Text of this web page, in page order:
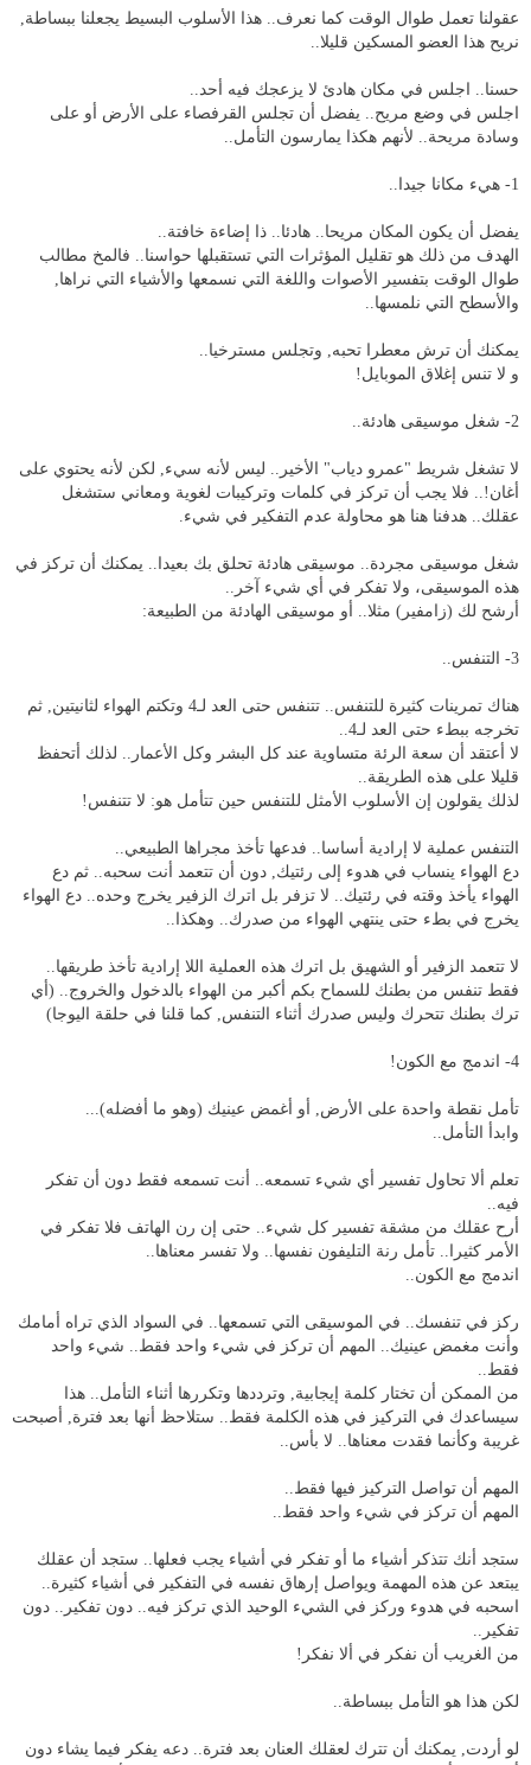
عقولنا تعمل طوال الوقت كما نعرف.. هذا الأسلوب البسيط يجعلنا ببساطة,
نريح هذا العضو المسكين قليلا..
حسنا.. اجلس في مكان هادئ لا يزعجك فيه أحد..
اجلس في وضع مريح.. يفضل أن تجلس القرفصاء على الأرض أو على
وسادة مريحة.. لأنهم هكذا يمارسون التأمل..
1- هيء مكانا جيدا..
يفضل أن يكون المكان مريحا.. هادئا.. ذا إضاءة خافتة..
الهدف من ذلك هو تقليل المؤثرات التي تستقبلها حواسنا.. فالمخ مطالب
طوال الوقت بتفسير الأصوات واللغة التي نسمعها والأشياء التي نراها,
والأسطح التي نلمسها..
يمكنك أن ترش معطرا تحبه, وتجلس مسترخيا..
و لا تنس إغلاق الموبايل!
2- شغل موسيقى هادئة..
لا تشغل شريط "عمرو دياب" الأخير.. ليس لأنه سيء, لكن لأنه يحتوي على
أغان!.. فلا يجب أن تركز في كلمات وتركيبات لغوية ومعاني ستشغل
عقلك.. هدفنا هنا هو محاولة عدم التفكير في شيء.
شغل موسيقى مجردة.. موسيقى هادئة تحلق بك بعيدا.. يمكنك أن تركز في
هذه الموسيقى، ولا تفكر في أي شيء آخر..
أرشح لك (زامفير) مثلا.. أو موسيقى الهادئة من الطبيعة:
3- التنفس..
هناك تمرينات كثيرة للتنفس.. تتنفس حتى العد لـ4 وتكتم الهواء لثانيتين, ثم
تخرجه ببطء حتى العد لـ4..
لا أعتقد أن سعة الرئة متساوية عند كل البشر وكل الأعمار.. لذلك أتحفظ
قليلا على هذه الطريقة..
لذلك يقولون إن الأسلوب الأمثل للتنفس حين تتأمل هو: لا تتنفس!
التنفس عملية لا إرادية أساسا.. فدعها تأخذ مجراها الطبيعي..
دع الهواء ينساب في هدوء إلى رئتيك, دون أن تتعمد أنت سحبه.. ثم دع
الهواء يأخذ وقته في رئتيك.. لا تزفر بل اترك الزفير يخرج وحده.. دع الهواء
يخرج في بطء حتى ينتهي الهواء من صدرك.. وهكذا..
لا تتعمد الزفير أو الشهيق بل اترك هذه العملية اللا إرادية تأخذ طريقها..
فقط تنفس من بطنك للسماح بكم أكبر من الهواء بالدخول والخروج.. (أي
ترك بطنك تتحرك وليس صدرك أثناء التنفس, كما قلنا في حلقة اليوجا)
4- اندمج مع الكون!
تأمل نقطة واحدة على الأرض, أو أغمض عينيك (وهو ما أفضله)...
وابدأ التأمل..
تعلم ألا تحاول تفسير أي شيء تسمعه.. أنت تسمعه فقط دون أن تفكر
فيه..
أرح عقلك من مشقة تفسير كل شيء.. حتى إن رن الهاتف فلا تفكر في
الأمر كثيرا.. تأمل رنة التليفون نفسها.. ولا تفسر معناها..
اندمج مع الكون..
ركز في تنفسك.. في الموسيقى التي تسمعها.. في السواد الذي تراه أمامك
وأنت مغمض عينيك.. المهم أن تركز في شيء واحد فقط.. شيء واحد
فقط..
من الممكن أن تختار كلمة إيجابية, وترددها وتكررها أثناء التأمل.. هذا
سيساعدك في التركيز في هذه الكلمة فقط.. ستلاحظ أنها بعد فترة, أصبحت
غريبة وكأنما فقدت معناها.. لا بأس..
المهم أن تواصل التركيز فيها فقط..
المهم أن تركز في شيء واحد فقط..
ستجد أنك تتذكر أشياء ما أو تفكر في أشياء يجب فعلها.. ستجد أن عقلك
يبتعد عن هذه المهمة ويواصل إرهاق نفسه في التفكير في أشياء كثيرة..
اسحبه في هدوء وركز في الشيء الوحيد الذي تركز فيه.. دون تفكير.. دون
تفكير..
من الغريب أن نفكر في ألا نفكر!
لكن هذا هو التأمل ببساطة..
لو أردت, يمكنك أن تترك لعقلك العنان بعد فترة.. دعه يفكر فيما يشاء دون